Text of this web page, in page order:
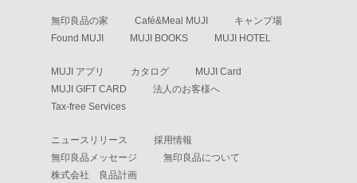
無印良品の家 Café&Meal MUJI
キャンプ場
Found MUJI
MUJI BOOKS MUJI HOTEL
MUJI アプリ カタログ
MUJI Card
MUJI GIFT CARD
法人のお客様へ
Tax-free Services
ニュースリリース
採用情報
無印良品メッセージ
無印良品について
株式会社 良品計画